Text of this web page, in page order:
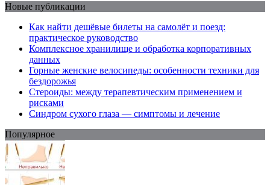
Новые публикации
Как найти дешёвые билеты на самолёт и поезд:
практическое руководство
Комплексное хранилище и обработка корпоративных
данных
Горные женские велосипеды: особенности техники для
бездорожья
Стероиды: между терапевтическим применением и
рисками
Синдром сухого глаза — симптомы и лечение
Популярное